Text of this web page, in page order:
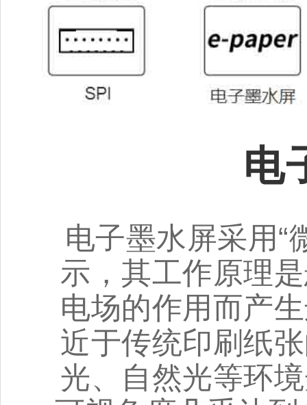
电
电子墨水屏采用“
示，其工作原理
电场的作用而产
近于传统印刷纸
光、自然光等环